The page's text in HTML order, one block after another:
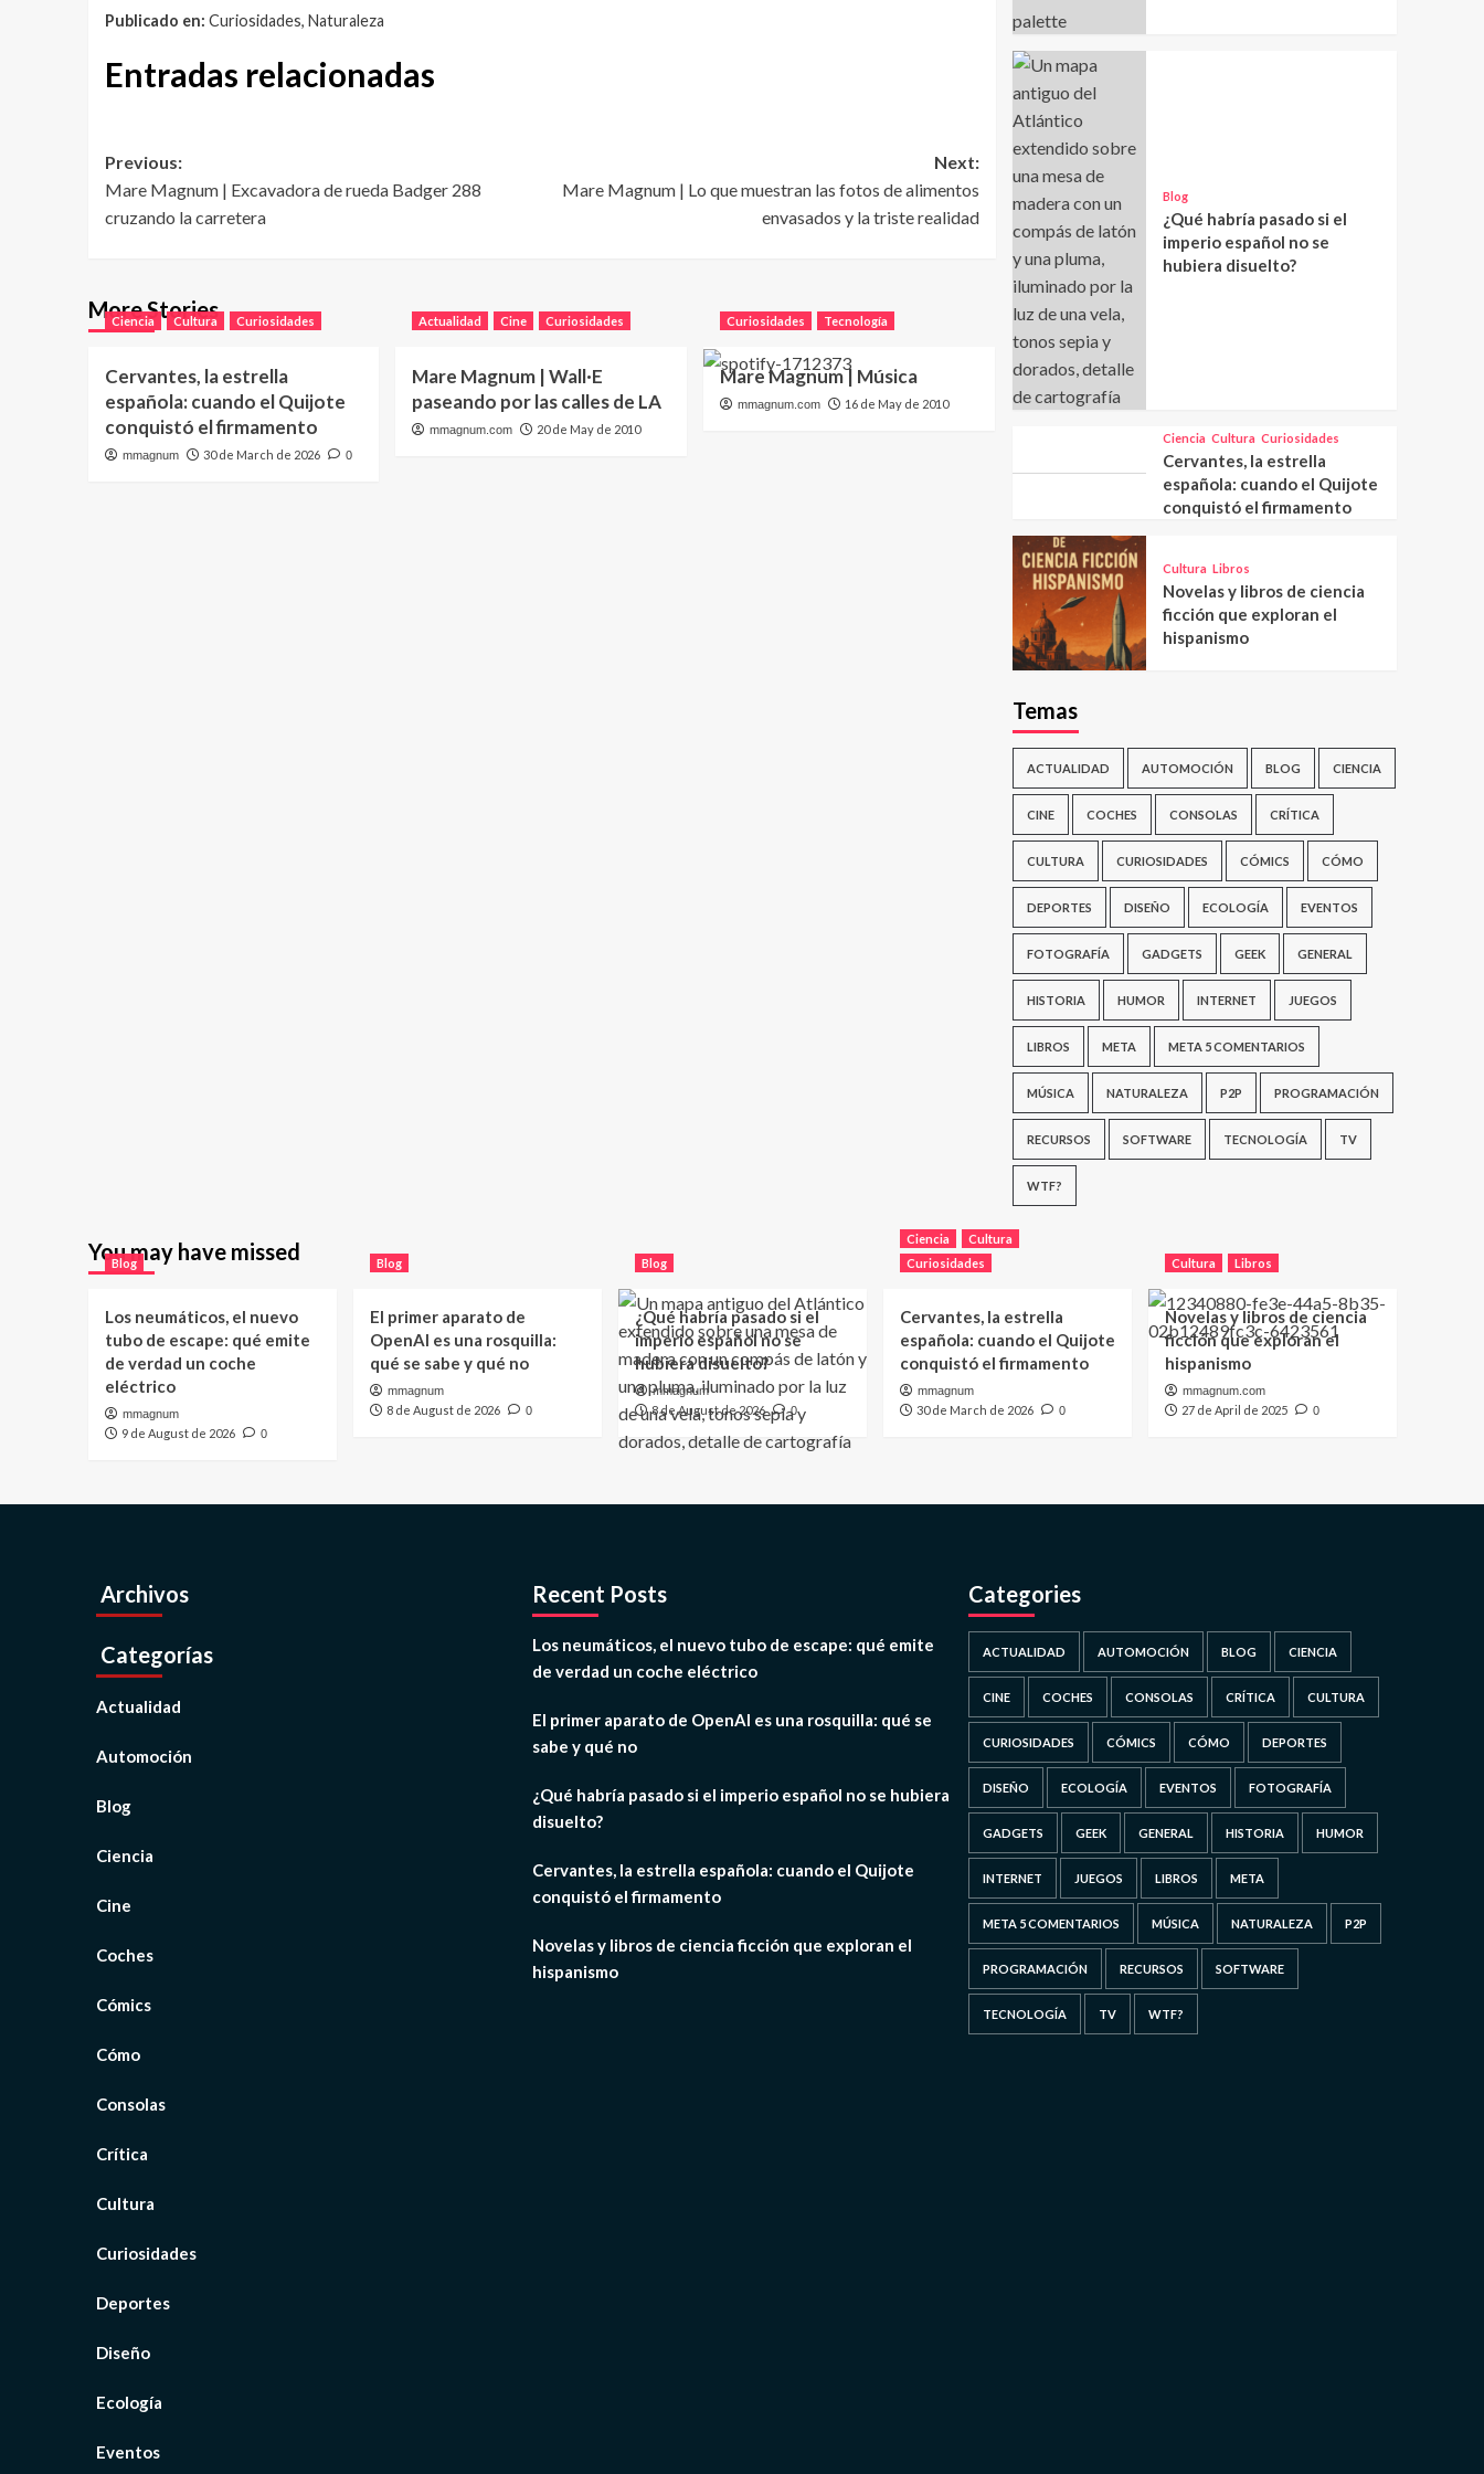
Publicado en: Curiosidades, Naturaleza
Entradas relacionadas
Post
navigation
Previous:
Mare Magnum | Excavadora de rueda Badger 288
cruzando la carretera
Next:
Mare Magnum | Lo que muestran las fotos de alimentos
envasados y la triste realidad
More Stories
Ciencia Cultura Curiosidades
Cervantes, la estrella
española: cuando el Quijote
conquistó el firmamento
mmagnum 30 de March de 2026 0
Actualidad Cine Curiosidades
Mare Magnum | Wall·E
paseando por las calles de LA
mmagnum.com 20 de May de 2010
Curiosidades Tecnología
Mare Magnum | Música
mmagnum.com 16 de May de 2010
Blog
¿Qué habría pasado si el
imperio español no se
hubiera disuelto?
Ciencia Cultura Curiosidades
Cervantes, la estrella
española: cuando el Quijote
conquistó el firmamento
Cultura Libros
Novelas y libros de ciencia
ficción que exploran el
hispanismo
Temas
ACTUALIDAD AUTOMOCIÓN BLOG CIENCIA
CINE COCHES CONSOLAS CRÍTICA
CULTURA CURIOSIDADES CÓMICS CÓMO
DEPORTES DISEÑO ECOLOGÍA EVENTOS
FOTOGRAFÍA GADGETS GEEK GENERAL
HISTORIA HUMOR INTERNET JUEGOS
LIBROS META META 5 COMENTARIOS
MÚSICA NATURALEZA P2P PROGRAMACIÓN
RECURSOS SOFTWARE TECNOLOGÍA TV
WTF?
You may have missed
Blog
Los neumáticos, el nuevo
tubo de escape: qué emite
de verdad un coche
eléctrico
mmagnum
9 de August de 2026 0
Blog
El primer aparato de
OpenAI es una rosquilla:
qué se sabe y qué no
mmagnum
8 de August de 2026 0
Blog
¿Qué habría pasado si el
imperio español no se
hubiera disuelto?
mmagnum
8 de August de 2026 0
Ciencia
Cultura
Curiosidades
Cervantes, la estrella
española: cuando el Quijote
conquistó el firmamento
mmagnum
30 de March de 2026 0
Cultura Libros
Novelas y libros de ciencia
ficción que exploran el
hispanismo
mmagnum.com
27 de April de 2025 0
Archivos
Categorías
Actualidad
Automoción
Blog
Ciencia
Cine
Coches
Cómics
Cómo
Consolas
Crítica
Cultura
Curiosidades
Deportes
Diseño
Ecología
Eventos
Recent Posts
Los neumáticos, el nuevo tubo de escape: qué emite
de verdad un coche eléctrico
El primer aparato de OpenAI es una rosquilla: qué se
sabe y qué no
¿Qué habría pasado si el imperio español no se hubiera
disuelto?
Cervantes, la estrella española: cuando el Quijote
conquistó el firmamento
Novelas y libros de ciencia ficción que exploran el
hispanismo
Categories
ACTUALIDAD AUTOMOCIÓN BLOG CIENCIA
CINE COCHES CONSOLAS CRÍTICA CULTURA
CURIOSIDADES CÓMICS CÓMO DEPORTES
DISEÑO ECOLOGÍA EVENTOS FOTOGRAFÍA
GADGETS GEEK GENERAL HISTORIA HUMOR
INTERNET JUEGOS LIBROS META
META 5 COMENTARIOS MÚSICA NATURALEZA P2P
PROGRAMACIÓN RECURSOS SOFTWARE
TECNOLOGÍA TV WTF?